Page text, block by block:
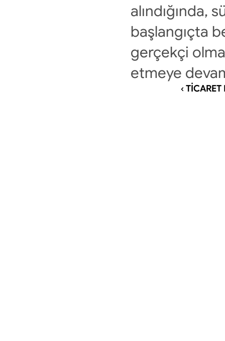
alındığında,
başlangıçta
gerçekçi
etmeye
‹